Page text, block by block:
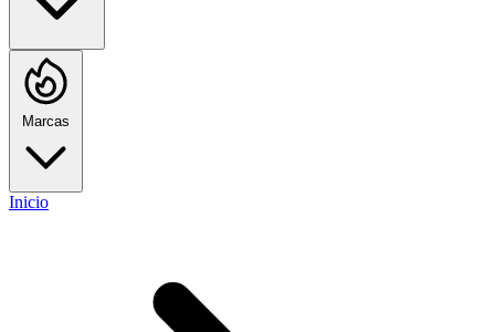
Marcas
Inicio